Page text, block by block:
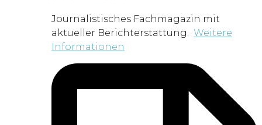
Journalistisches Fachmagazin mit
aktueller Berichterstattung. Weitere
Informationen